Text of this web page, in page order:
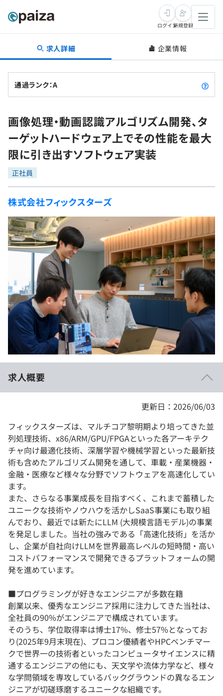
転職・キャリア
転職成功ガイド
転職エージェント
インタビュー
転職成功ガイド
新卒就活
求人検索
本選考
インターン
新卒エージェント
イベント・セミナー
インタビュー
就活成功ガイド
学習
問題集
4択課題
ナレッジ
リファレンス
プラン
個人向けプラン
法人向けプラン
学校向けプラン
契約内容・クーポン
プログラミング言語
評価結果一覧
再チャレンジ結果一覧
ゲーム・マンガ
Tech Team Journal
paiza times
paizaとは？
ログイン新規登録
求人詳細 企業情報
通過ランク：A
画像処理・動画認識アルゴリズム開発、タ
ーゲットハードウェア上でその性能を最大
限に引き出すソフトウェア実装
正社員
株式会社フィックスターズ
求人概要
更新日：2026/06/03
フィックスターズは、マルチコア黎明期より培ってきた並
列処理技術、x86/ARM/GPU/FPGAといった各アーキテク
チャ向け最適化技術、深層学習や機械学習といった最新技
術も含めたアルゴリズム開発を通して、車載・産業機器・
金融・医療など様々な分野でソフトウェアを高速化してい
ます。
また、さらなる事業成長を目指すべく、これまで蓄積した
ユニークな技術やノウハウを活かしSaaS事業にも取り組
んでおり、最近では新たにLLM (大規模言語モデル)の事業
を発足しました。当社の強みである「高速化技術」を活か
し、企業が自社向けLLMを世界最高レベルの短時間・高い
コストパフォーマンスで開発できるプラットフォームの開
発を進めています。
■プログラミングが好きなエンジニアが多数在籍
創業以来、優秀なエンジニア採用に注力してきた当社は、
全社員の90%がエンジニアで構成されています。
そのうち、学位取得率は博士17%、修士57%となってお
り(2025年9月末現在)、プロコン優績者やHPCベンチマー
クで世界一の技術者といったコンピュータサイエンスに精
通するエンジニアの他にも、天文学や流体力学など、様々
な学問領域を専攻しているバックグラウンドの異なるエン
ジニアが切磋琢磨するユニークな組織です。